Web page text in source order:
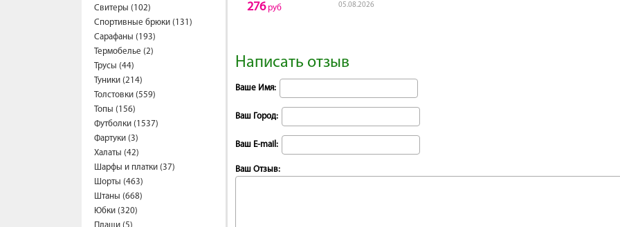
Свитеры (102)
Спортивные брюки (131)
Сарафаны (193)
Термобелье (2)
Трусы (44)
Туники (214)
Толстовки (559)
Топы (156)
Футболки (1537)
Фартуки (3)
Халаты (42)
Шарфы и платки (37)
Шорты (463)
Штаны (668)
Юбки (320)
05.08.2026
276руб
Написать отзыв
Ваше Имя:
Ваш Город:
Ваш E-mail:
Ваш Отзыв: